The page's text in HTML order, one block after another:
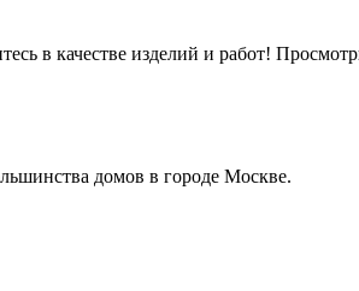
в качестве изделий и работ!
домов в городе Москве.